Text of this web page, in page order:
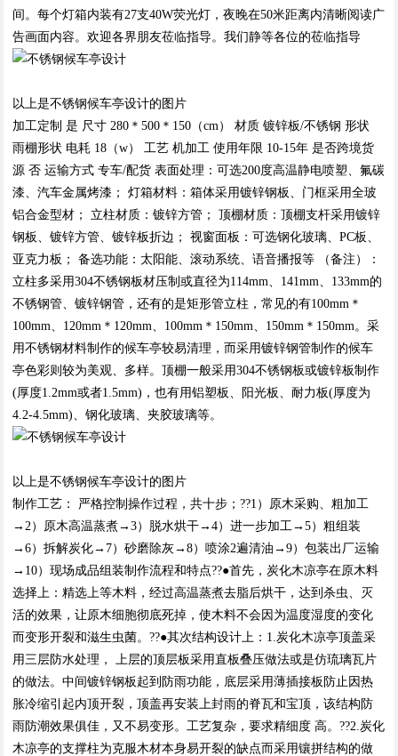
间。每个灯箱内装有27支40W荧光灯，夜晚在50米距离内清晰阅读广
告画面内容。欢迎各界朋友莅临指导。我们静等各位的莅临指导
以上是不锈钢候车亭设计的图片
加工定制 是 尺寸 280＊500＊150（cm） 材质 镀锌板/不锈钢 形状
雨棚形状 电耗 18（w） 工艺 机加工 使用年限 10-15年 是否跨境货
源 否 运输方式 专车/配货 表面处理：可选200度高温静电喷塑、氟碳
漆、汽车金属烤漆； 灯箱材料：箱体采用镀锌钢板、门框采用全玻
铝合金型材； 立柱材质：镀锌方管； 顶棚材质：顶棚支杆采用镀锌
钢板、镀锌方管、镀锌板折边； 视窗面板：可选钢化玻璃、PC板、
亚克力板； 备选功能：太阳能、滚动系统、语音播报等 （备注）：
立柱多采用304不锈钢板材压制或直径为114mm、141mm、133mm的
不锈钢管、镀锌钢管，还有的是矩形管立柱，常见的有100mm＊
100mm、120mm＊120mm、100mm＊150mm、150mm＊150mm。采
用不锈钢材料制作的候车亭较易清理，而采用镀锌钢管制作的候车
亭色彩则较为美观、多样。顶棚一般采用304不锈钢板或镀锌板制作
(厚度1.2mm或者1.5mm)，也有用铝塑板、阳光板、耐力板(厚度为
4.2-4.5mm)、钢化玻璃、夹胶玻璃等。
以上是不锈钢候车亭设计的图片
制作工艺： 严格控制操作过程，共十步；??1）原木采购、粗加工
→2）原木高温蒸煮→3）脱水烘干→4）进一步加工→5）粗组装
→6）拆解炭化→7）砂磨除灰→8）喷涂2遍清油→9）包装出厂运输
→10）现场成品组装制作流程和特点??●首先，炭化木凉亭在原木料
选择上：精选上等木料，经过高温蒸煮去脂后烘干，达到杀虫、灭
活的效果，让原木细胞彻底死掉，使木料不会因为温度湿度的变化
而变形开裂和滋生虫菌。??●其次结构设计上：1.炭化木凉亭顶盖采
用三层防水处理， 上层的顶层板采用直板叠压做法或是仿琉璃瓦片
的做法。中间镀锌钢板起到防雨功能，底层采用薄插接板防止因热
胀冷缩引起内顶开裂，顶盖再安装上封雨的脊瓦和宝顶，该结构防
雨防潮效果俱佳，又不易变形。工艺复杂，要求精细度 高。??2.炭化
木凉亭的支撑柱为克服木材本身易开裂的缺点而采用镶拼结构的做